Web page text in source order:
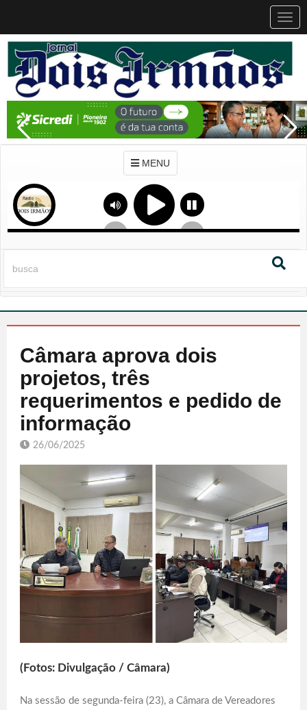
MENU
Câmara aprova dois
projetos, três
requerimentos e pedido de
informação
26/06/2025
(Fotos: Divulgação / Câmara)
Na sessão de segunda-feira (23), a Câmara de Vereadores